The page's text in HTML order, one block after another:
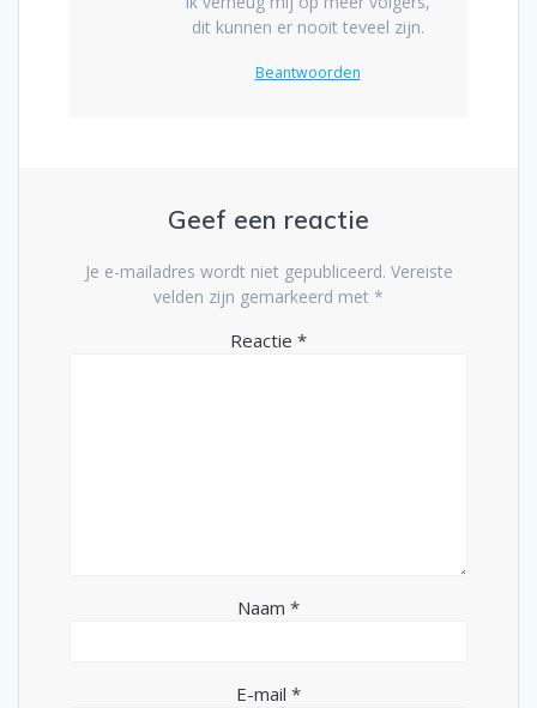
dit kunnen er nooit teveel zijn.
Beantwoorden
Geef een reactie
Je e-mailadres wordt niet gepubliceerd. Vereiste
velden zijn gemarkeerd met *
Reactie *
Naam *
E-mail *